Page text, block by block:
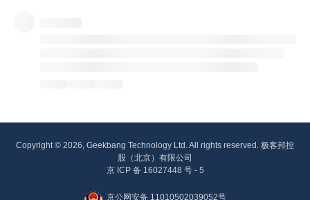
Copyright © 2026, Geekbang Technology Ltd. All rights reserved. 极客邦控
股（北京）有限公司
京 ICP 备 16027448 号 - 5
京公网安备 11010502039052号